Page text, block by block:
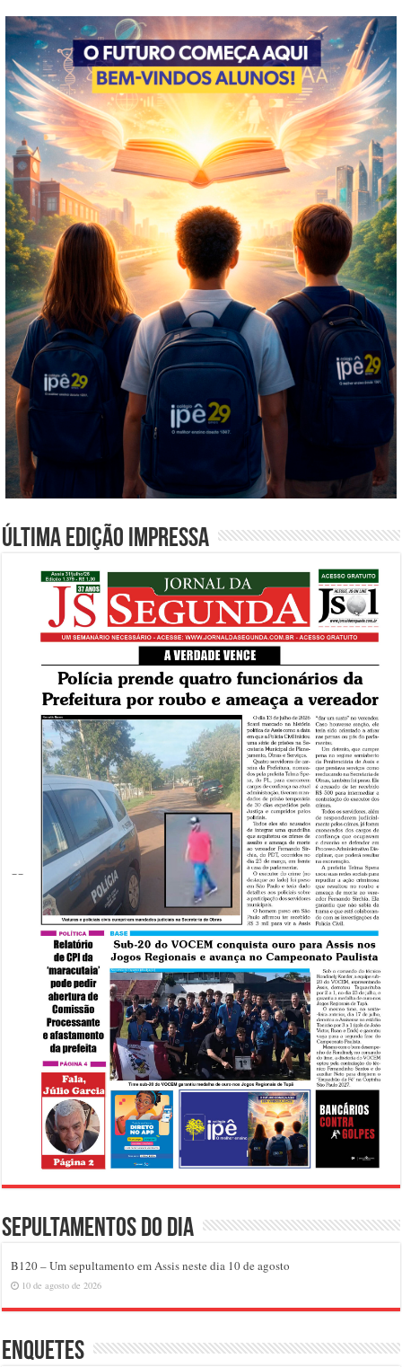
Última edição impressa
Sepultamentos do dia
B120 – Um sepultamento em Assis neste dia 10 de agosto
10 de agosto de 2026
Enquetes